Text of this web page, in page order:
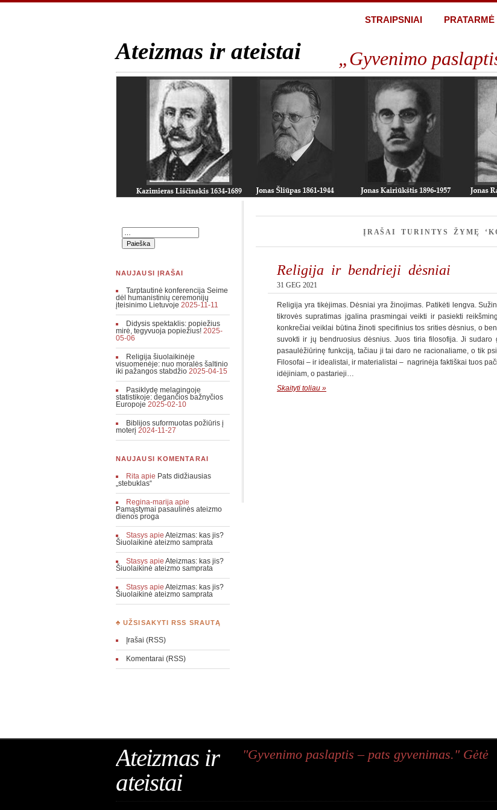
STRAIPSNIAI PRATARMĖ
Ateizmas ir ateistai „Gyvenimo
ĮRAŠAI TURINTYS ŽYMĘ
Religija ir bendrieji dėsniai
31 GEG 2021
Religija yra tikėjimas. Dėsniai yra žinojimas. Patikėti lengva.
tikrovės supratimas įgalina prasmingai veikti ir pasiekti
konkrečiai veiklai būtina žinoti specifinius tos srities dėsnius, o
suvokti ir jų bendruosius dėsnius. Juos tiria filosofija. Ji
pasaulėžiūrinę funkciją, tačiau ji tai daro ne racionaliame, o tik
Filosofai – ir idealistai, ir materialistai – nagrinėja faktiškai tuos
idėjiniam, o pastarieji…
Skaityti toliau »
NAUJAUSI ĮRAŠAI
Tarptautinė konferencija Seime
dėl humanistinių ceremonijų
įteisinimo Lietuvoje 2025-11-11
Didysis spektaklis: popiežius
mirė, tegyvuoja popiežius! 2025-
05-06
Religija šiuolaikinėje
visuomenėje: nuo moralės šaltinio
iki pažangos stabdžio 2025-04-15
Pasiklydę melagingoje
statistikoje: degančios bažnyčios
Europoje 2025-02-10
Biblijos suformuotas požiūris į
moterį 2024-11-27
NAUJAUSI KOMENTARAI
Rita apie Pats didžiausias
„stebuklas“
Regina-marija apie
Pamąstymai pasaulinės ateizmo
dienos proga
Stasys apieAteizmas: kas jis?
Šiuolaikinė ateizmo samprata
Stasys apieAteizmas: kas jis?
Šiuolaikinė ateizmo samprata
Stasys apieAteizmas: kas jis?
Šiuolaikinė ateizmo samprata
♣ UŽSISAKYTI RSS SRAUTĄ
Įrašai (RSS)
Komentarai (RSS)
Ateizmas ir
ateistai
"Gyvenimo paslaptis – pats gyvenimas." Gėtė